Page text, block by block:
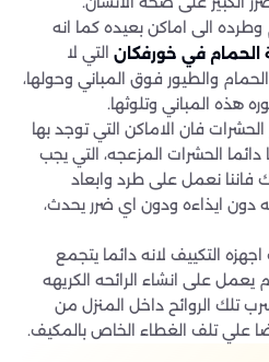
وطرده الى اماكن بعيده كما انه
الحمام في خورفكان التي لا
والطيور فوق المباني وحولها،
هذه المباني وتلوثها.
فان الاماكن التي توجد بها
دائما الحشرات المزعجه، التي يجب
فاننا نعمل على طرد وابعاد
دون ايذاءه ودون اي ضرر يحدث،
التكييف لانه دائما يتجمع
يعمل على انشاء الرائحه الكريهه
تلك الروائح داخل المنزل من
علي تلف الغطاء الخاص بالمكيف.